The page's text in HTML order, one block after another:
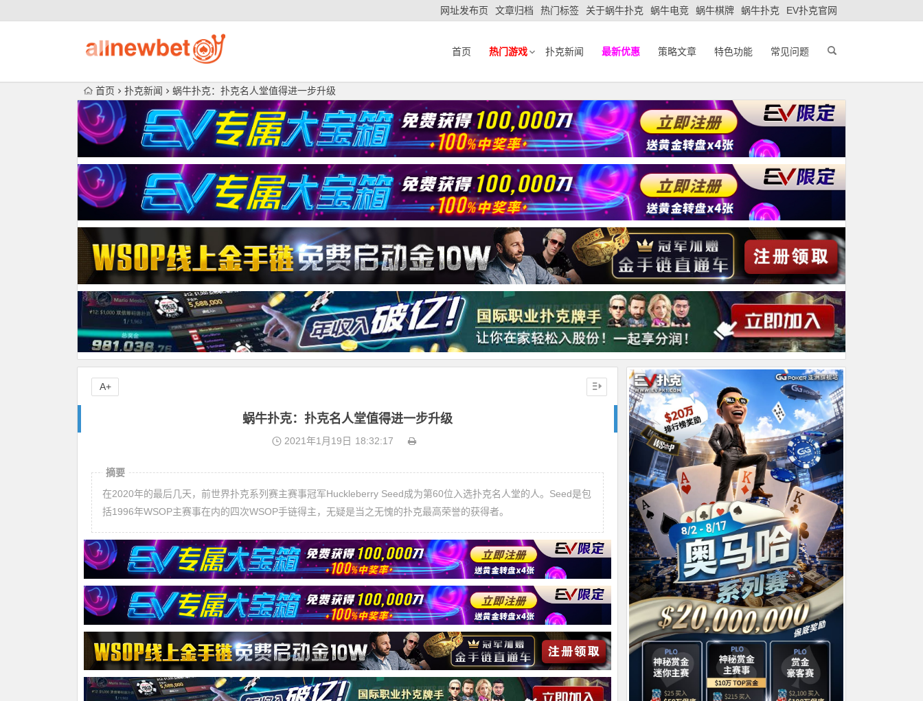
网址发布页 文章归档 热门标签 关于蜗牛扑克 蜗牛电竞 蜗牛棋牌 蜗牛扑克 EV扑克官网
首页 热门游戏 扑克新闻 最新优惠 策略文章 特色功能 常见问题
首页 扑克新闻 蜗牛扑克：扑克名人堂值得进一步升级
蜗牛扑克：扑克名人堂值得进一步升级
2021年1月19日 18:32:17
摘要
在2020年的最后几天，前世界扑克系列赛主赛事冠军Huckleberry Seed成为第60位入选扑克名人堂的人。Seed是包
括1996年WSOP主赛事在内的四次WSOP手链得主，无疑是当之无愧的扑克最高荣誉的获得者。
A+